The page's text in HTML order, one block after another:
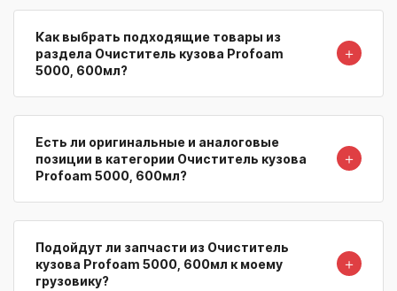
Как выбрать подходящие товары из
раздела Очиститель кузова Profoam
5000, 600мл?
＋
Есть ли оригинальные и аналоговые
позиции в категории Очиститель кузова
Profoam 5000, 600мл?
＋
Подойдут ли запчасти из Очиститель
кузова Profoam 5000, 600мл к моему
грузовику?
＋